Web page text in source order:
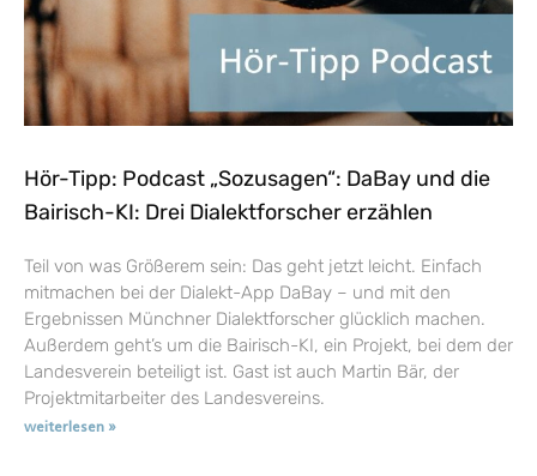
Hör-Tipp: Podcast „Sozusagen“: DaBay und die
Bairisch-KI: Drei Dialektforscher erzählen
Teil von was Größerem sein: Das geht jetzt leicht. Einfach
mitmachen bei der Dialekt-App DaBay – und mit den
Ergebnissen Münchner Dialektforscher glücklich machen.
Außerdem geht’s um die Bairisch-KI, ein Projekt, bei dem der
Landesverein beteiligt ist. Gast ist auch Martin Bär, der
Projektmitarbeiter des Landesvereins.
weiterlesen »